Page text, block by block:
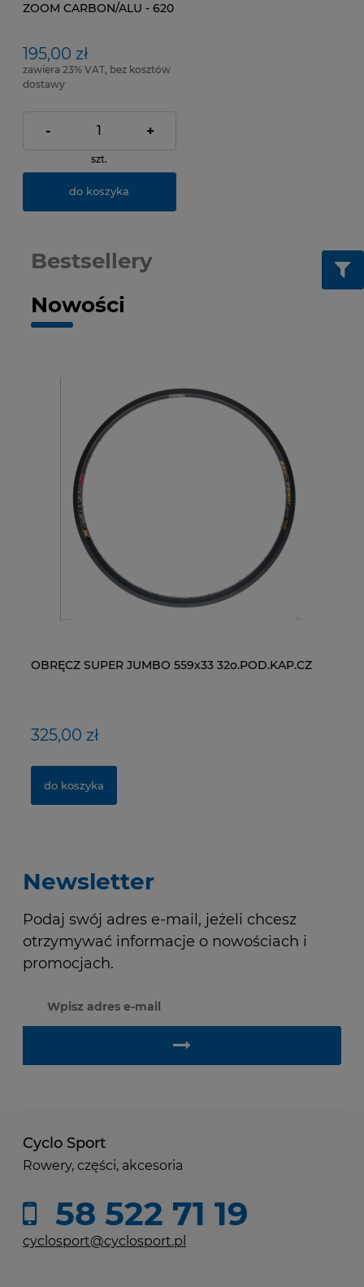
ZOOM CARBON/ALU - 620
195,00 zł
zawiera 23% VAT, bez kosztów
dostawy
- +
szt.
do koszyka
Nowości
Bestsellery
OBRĘCZ SUPER JUMBO 559x33 32o.POD.KAP.CZ
325,00 zł
do koszyka
ŁAŃCUCH KMC X9-93- 116 ogniw / 9- rzędowy +
40,00 zł
do koszyka
Newsletter
Podaj swój adres e-mail, jeżeli chcesz
otrzymywać informacje o nowościach i
promocjach.
Cyclo Sport
Rowery, części, akcesoria
58 522 71 19
cyclosport@cyclosport.pl